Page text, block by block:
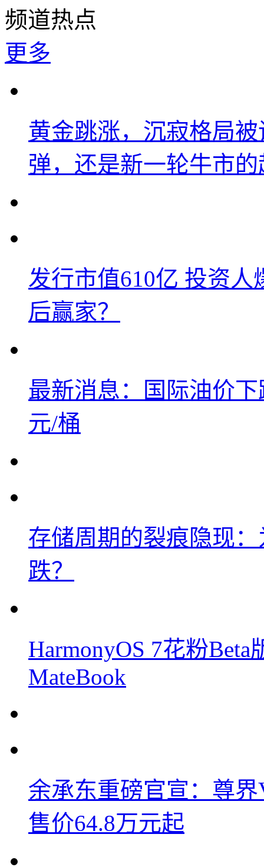
频道热点
更多
黄金跳涨，沉寂格局
弹，还是新一轮牛市
发行市值610亿 投资
后赢家？
最新消息：国际油价
元/桶
存储周期的裂痕隐现
跌？
HarmonyOS 7花粉
MateBook
余承东重磅官宣：尊
售价64.8万元起